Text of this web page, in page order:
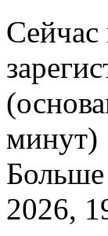
минут)
Больше
2026,